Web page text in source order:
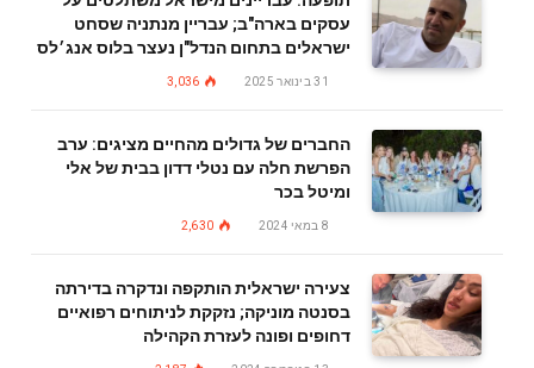
עסקים בארה"ב; עבריין מנתניה שסחט
ישראלים בתחום הנדל"ן נעצר בלוס אנג׳לס
31 בינואר 2025 3,036
החברים של גדולים מהחיים מציגים: ערב
הפרשת חלה עם נטלי דדון בבית של אלי
ומיטל בכר
8 במאי 2024 2,630
צעירה ישראלית הותקפה ונדקרה בדירתה
בסנטה מוניקה; נזקקת לניתוחים רפואיים
דחופים ופונה לעזרת הקהילה